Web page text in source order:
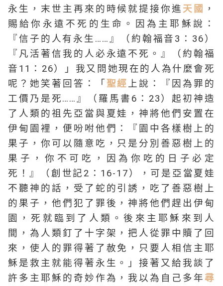
永生，末世主再來的時候就提接你進 天國 ，
賜給你永遠不死的生命。因為主耶穌說：
『信子的人有永生……』（約翰福音3：36）
『凡活著信我的人必永遠不死。』（約翰福
音11：26）」我又問她現在的人為什麼會死
呢？她笑著回答：「 聖經上說：『因為罪的
工價乃是死……』（羅馬書6：23）起初神造
了人類的祖先亞當與夏娃，神將他們安置在
伊甸園裡，便吩咐他們：『園中各樣樹上的
果子，你可以隨意吃，只是分別善惡樹上的
果子，你不可吃，因為你吃的日子必定
死！』（創世記2：16-17），可是亞當夏娃
不聽神的話，受了蛇的引誘，吃了善惡樹上
的果子，他們犯了罪後，神將他們趕出伊甸
園，死就臨到了人類。後來主耶穌來到人
間，為人類釘了十字架，把人從罪中贖了回
來，使人的罪得著了赦免，只要人相信主耶
穌是救主就能得著永生。」接著又給我談了
許多主耶穌的奇妙作為，我以為自己多年 尋